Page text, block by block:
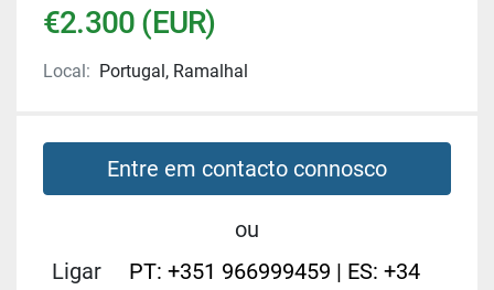
€2.300 (EUR)
Local: Portugal, Ramalhal
Entre em contacto connosco
ou
Ligar
PT: +351 966999459 | ES: +34